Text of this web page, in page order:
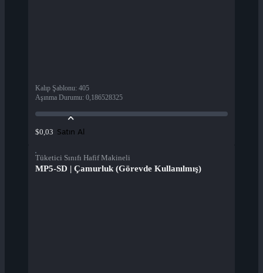
Kalıp Şablonu: 405
Aşınma Durumu: 0,186528325
$0,03 Satın Al
Tüketici Sınıfı Hafif Makineli
MP5-SD | Çamurluk (Görevde Kullanılmış)